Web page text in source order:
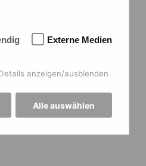
Externe Medien
anzeigen/ausblenden
Alle auswählen